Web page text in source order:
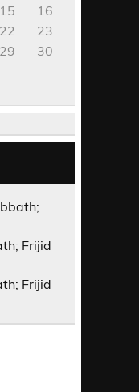
15
16
22
23
29
30
Frijid
Frijid